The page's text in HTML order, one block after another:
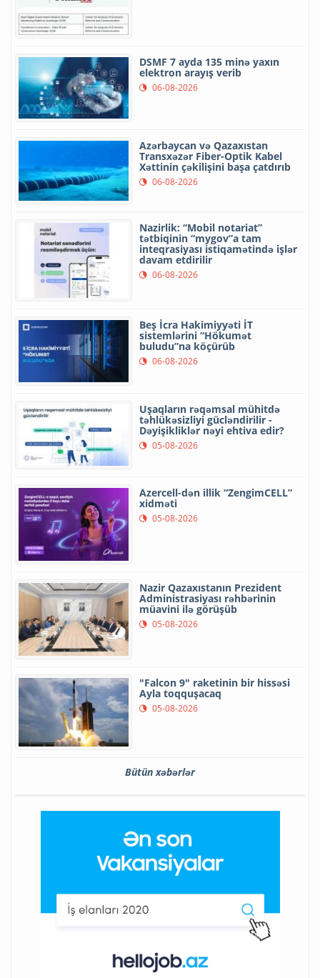
DSMF 7 ayda 135 minə yaxın
elektron arayış verib
06-08-2026
Azərbaycan və Qazaxıstan
Transxəzər Fiber-Optik Kabel
Xəttinin çəkilişini başa çatdırıb
06-08-2026
Nazirlik: “Mobil notariat”
tətbiqinin “mygov”a tam
inteqrasiyası istiqamətində işlər
davam etdirilir
06-08-2026
Beş İcra Hakimiyyəti İT
sistemlərini “Hökumət
buludu”na köçürüb
06-08-2026
Uşaqların rəqəmsal mühitdə
təhlükəsizliyi gücləndirilir -
Dəyişikliklər nəyi ehtiva edir?
05-08-2026
Azercell-dən illik “ZengimCELL”
xidməti
05-08-2026
Nazir Qazaxıstanın Prezident
Administrasiyası rəhbərinin
müavini ilə görüşüb
05-08-2026
"Falcon 9" raketinin bir hissəsi
Ayla toqquşacaq
05-08-2026
Bütün xəbərlər